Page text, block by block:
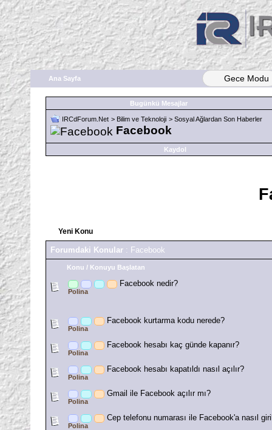
Ana Sayfa Gece Modu
Bugünkü Mesajlar
IRCdForum.Net > Bilim ve Teknoloji > Sosyal Ağlardan Son Haberler
Facebook
Kaydol
Yeni Konu
Forumdaki Konular : Facebook
Konu / Konuyu Başlatan
Facebook nedir?
Polina
Facebook kurtarma kodu nerede?
Polina
Facebook hesabı kaç günde kapanır?
Polina
Facebook hesabı kapatıldı nasıl açılır?
Polina
Gmail ile Facebook açılır mı?
Polina
Cep telefonu numarası ile Facebook'a nasıl
Polina